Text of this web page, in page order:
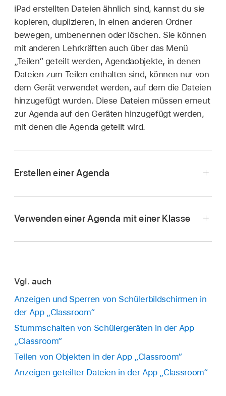
iPad erstellten Dateien ähnlich sind, kannst du sie
kopieren, duplizieren, in einen anderen Ordner
bewegen, umbenennen oder löschen. Sie können
mit anderen Lehrkräften auch über das Menü
„Teilen“ geteilt werden, Agendaobjekte, in denen
Dateien zum Teilen enthalten sind, können nur von
dem Gerät verwendet werden, auf dem die Dateien
hinzugefügt wurden. Diese Dateien müssen erneut
zur Agenda auf den Geräten hinzugefügt werden,
mit denen die Agenda geteilt wird.
Erstellen einer Agenda
Wähle „Agenda erstellen“
und gib einen
(Falls erforderlich) die Zeit, die im Unterricht
auf diesen Punkt aufgewendet werden soll
Ob ein Warnhinweis erfolgen soll, wenn der
Ob erlaubt werden soll, dass automatisch
Verwenden einer Agenda mit einer Klasse
Vgl. auch
Anzeigen und Sperren von Schülerbildschirmen in
der App „Classroom“
Stummschalten von Schülergeräten in der App
„Classroom“
Teilen von Objekten in der App „Classroom“
Anzeigen geteilter Dateien in der App „Classroom“